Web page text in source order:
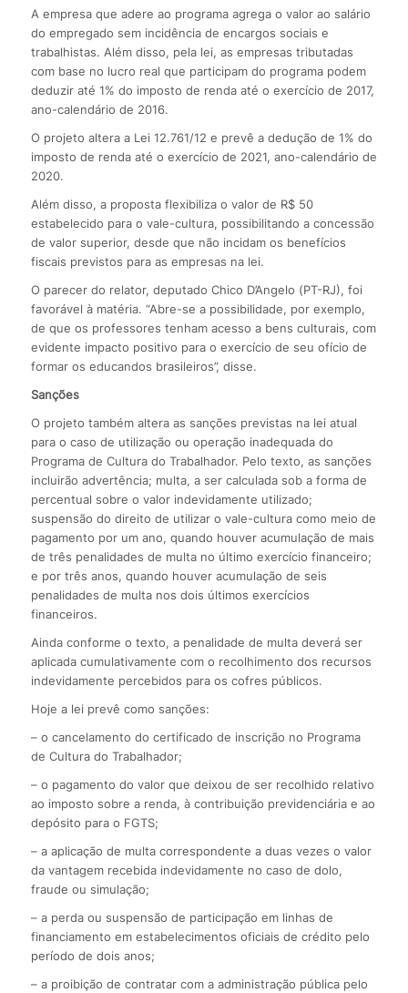
A empresa que adere ao programa agrega o valor ao salário
do empregado sem incidência de encargos sociais e
trabalhistas. Além disso, pela lei, as empresas tributadas
com base no lucro real que participam do programa podem
deduzir até 1% do imposto de renda até o exercício de 2017,
ano-calendário de 2016.
O projeto altera a Lei 12.761/12 e prevê a dedução de 1% do
imposto de renda até o exercício de 2021, ano-calendário de
2020.
Além disso, a proposta flexibiliza o valor de R$ 50
estabelecido para o vale-cultura, possibilitando a concessão
de valor superior, desde que não incidam os benefícios
fiscais previstos para as empresas na lei.
O parecer do relator, deputado Chico D’Angelo (PT-RJ), foi
favorável à matéria. “Abre-se a possibilidade, por exemplo,
de que os professores tenham acesso a bens culturais, com
evidente impacto positivo para o exercício de seu ofício de
formar os educandos brasileiros”, disse.
Sanções
O projeto também altera as sanções previstas na lei atual
para o caso de utilização ou operação inadequada do
Programa de Cultura do Trabalhador. Pelo texto, as sanções
incluirão advertência; multa, a ser calculada sob a forma de
percentual sobre o valor indevidamente utilizado;
suspensão do direito de utilizar o vale-cultura como meio de
pagamento por um ano, quando houver acumulação de mais
de três penalidades de multa no último exercício financeiro;
e por três anos, quando houver acumulação de seis
penalidades de multa nos dois últimos exercícios
financeiros.
Ainda conforme o texto, a penalidade de multa deverá ser
aplicada cumulativamente com o recolhimento dos recursos
indevidamente percebidos para os cofres públicos.
Hoje a lei prevê como sanções:
– o cancelamento do certificado de inscrição no Programa
de Cultura do Trabalhador;
– o pagamento do valor que deixou de ser recolhido relativo
ao imposto sobre a renda, à contribuição previdenciária e ao
depósito para o FGTS;
– a aplicação de multa correspondente a duas vezes o valor
da vantagem recebida indevidamente no caso de dolo,
fraude ou simulação;
– a perda ou suspensão de participação em linhas de
financiamento em estabelecimentos oficiais de crédito pelo
período de dois anos;
– a proibição de contratar com a administração pública pelo